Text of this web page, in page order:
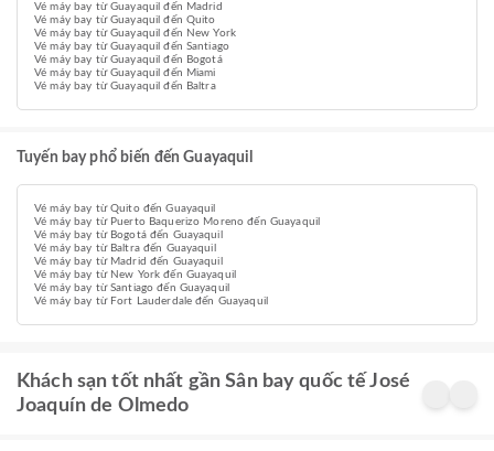
Vé máy bay từ Guayaquil đến Madrid
Vé máy bay từ Guayaquil đến Quito
Vé máy bay từ Guayaquil đến New York
Vé máy bay từ Guayaquil đến Santiago
Vé máy bay từ Guayaquil đến Bogotá
Vé máy bay từ Guayaquil đến Miami
Vé máy bay từ Guayaquil đến Baltra
Tuyến bay phổ biến đến Guayaquil
Vé máy bay từ Quito đến Guayaquil
Vé máy bay từ Puerto Baquerizo Moreno đến Guayaquil
Vé máy bay từ Bogotá đến Guayaquil
Vé máy bay từ Baltra đến Guayaquil
Vé máy bay từ Madrid đến Guayaquil
Vé máy bay từ New York đến Guayaquil
Vé máy bay từ Santiago đến Guayaquil
Vé máy bay từ Fort Lauderdale đến Guayaquil
Khách sạn tốt nhất gần Sân bay quốc tế José
Joaquín de Olmedo